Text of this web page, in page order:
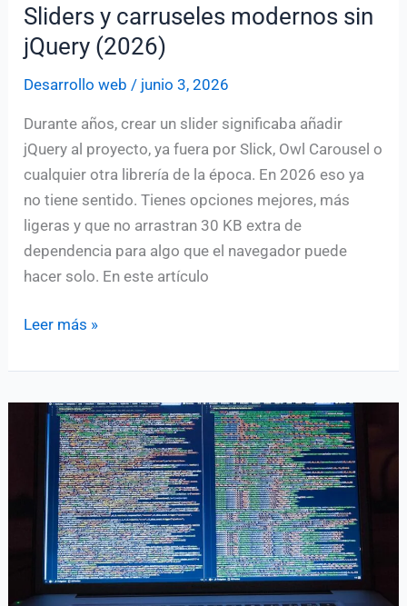
Sliders y carruseles modernos sin
jQuery (2026)
Desarrollo web / junio 3, 2026
Durante años, crear un slider significaba añadir
jQuery al proyecto, ya fuera por Slick, Owl Carousel o
cualquier otra librería de la época. En 2026 eso ya
no tiene sentido. Tienes opciones mejores, más
ligeras y que no arrastran 30 KB extra de
dependencia para algo que el navegador puede
hacer solo. En este artículo
Sliders
carruseles
modernos
jQuery
(2026)
Leer más »